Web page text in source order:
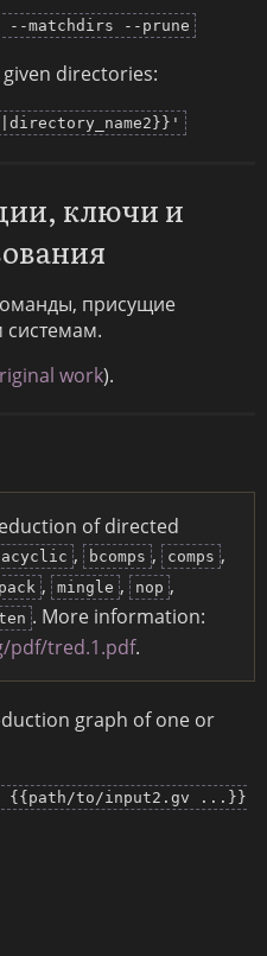
matchdirs --prune
directories:
ключи и
присущие
work).
of directed
acyclic , bcomps , comps ,
, mingle , nop ,
. More information:
pdf/tred.1.pdf.
graph of one or
{{path/to/input2.gv ...}}